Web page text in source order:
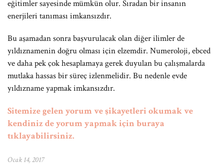
eğitimler sayesinde mümkün olur. Sıradan bir insanın
enerjileri tanıması imkansızdır.
Bu aşamadan sonra başvurulacak olan diğer ilimler de
yıldıznamenin doğru olması için elzemdir. Numeroloji, ebced
ve daha pek çok hesaplamaya gerek duyulan bu çalışmalarda
mutlaka hassas bir süreç izlenmelidir. Bu nedenle evde
yıldızname yapmak imkansızdır.
Sitemize gelen yorum ve şikayetleri okumak ve
kendiniz de yorum yapmak için buraya
tıklayabilirsiniz.
Ocak 14, 2017